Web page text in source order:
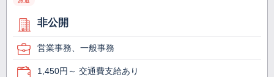
非公開
営業事務、一般事務
1,450円～ 交通費支給あり